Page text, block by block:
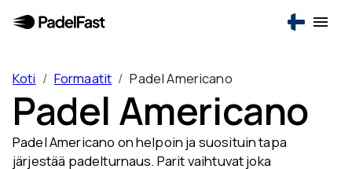
Koti / Formaatit / Padel Americano
Padel Americano
Padel Americano on helpoin ja suosituin tapa
järjestää padelturnaus. Parit vaihtuvat joka